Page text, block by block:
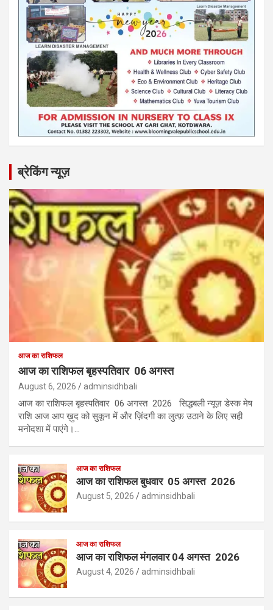
ब्रेकिंग न्यूज़
आज का राशिफल
आज का राशिफल बृहस्पतिवार 06 अगस्त
August 6, 2026 adminsidhbali
आज का राशिफल बृहस्पतिवार 06 अगस्त 2026 सिद्धबली न्यूज़ डेस्क मेष
राशि आज आप ख़ुद को सुकून में और ज़िंदगी का लुत्फ़ उठाने के लिए सही
मनोदशा में पाएंगे।…
आज का राशिफल
आज का राशिफल बुधवार 05 अगस्त 2026
August 5, 2026 adminsidhbali
आज का राशिफल
आज का राशिफल मंगलवार 04 अगस्त 2026
August 4, 2026 adminsidhbali